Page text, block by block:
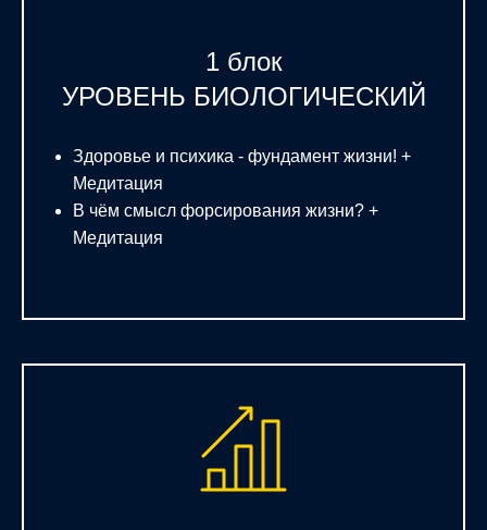
1 блок
УРОВЕНЬ БИОЛОГИЧЕСКИЙ
Здоровье и психика - фундамент жизни! +
Медитация
В чём смысл форсирования жизни? +
Медитация